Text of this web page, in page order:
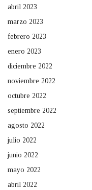
abril 2023
marzo 2023
febrero 2023
enero 2023
diciembre 2022
noviembre 2022
octubre 2022
septiembre 2022
agosto 2022
julio 2022
junio 2022
mayo 2022
abril 2022